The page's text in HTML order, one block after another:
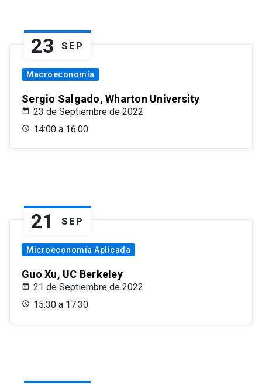
23 SEP
Macroeconomía
Sergio Salgado, Wharton University
23 de Septiembre de 2022
14:00 a 16:00
21 SEP
Microeconomía Aplicada
Guo Xu, UC Berkeley
21 de Septiembre de 2022
15:30 a 17:30